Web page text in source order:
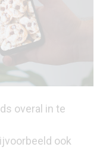
overal in te
ook